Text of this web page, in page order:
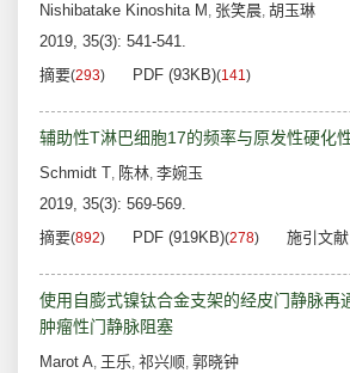
Nishibatake Kinoshita M , 张笑晨, 胡玉琳
2019, 35(3): 541-541.
摘要(293) PDF (93KB)(141)
辅助性T淋巴细胞17的频率与原发性硬化
Schmidt T, 陈林, 李婉玉
2019, 35(3): 569-569.
摘要(892) PDF (919KB)(278) 施引文献
使用自膨式镍钛合金支架的经皮门静脉再
肿瘤性门静脉阻塞
Marot A, 王乐, 祁兴顺, 郭晓钟